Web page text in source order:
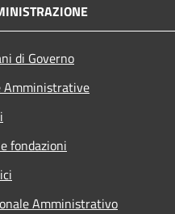
di Governo
Amministrative
fondazioni
Amministrativo